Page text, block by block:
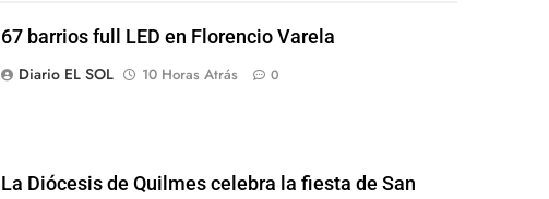
67 barrios full LED en Florencio Varela
Diario EL SOL
10 Horas Atrás 0
La Diócesis de Quilmes celebra la fiesta de San